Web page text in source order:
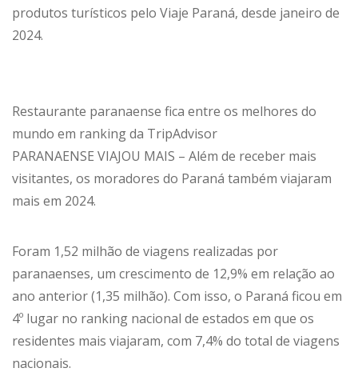
produtos turísticos pelo Viaje Paraná, desde janeiro de
2024.
Restaurante paranaense fica entre os melhores do
mundo em ranking da TripAdvisor
PARANAENSE VIAJOU MAIS – Além de receber mais
visitantes, os moradores do Paraná também viajaram
mais em 2024.
Foram 1,52 milhão de viagens realizadas por
paranaenses, um crescimento de 12,9% em relação ao
ano anterior (1,35 milhão). Com isso, o Paraná ficou em
4º lugar no ranking nacional de estados em que os
residentes mais viajaram, com 7,4% do total de viagens
nacionais.